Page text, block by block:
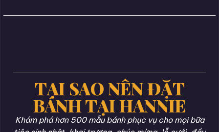
TẠI SAO NÊN ĐẶT
BÁNH TẠI HANNIE
Khám phá hơn 500 mẫu bánh phục vụ cho mọi bữa